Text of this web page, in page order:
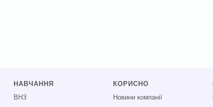
НАВЧАННЯ
ВНЗ
КОРИСНО
Новини компанії